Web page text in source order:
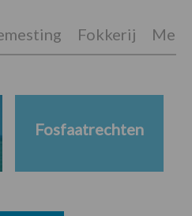
Fokkerij
Fosfaatrechten